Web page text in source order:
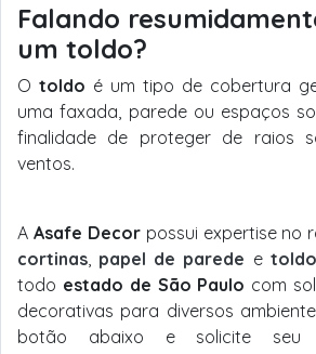
Falando
um toldo?
O toldo é um tipo de cobertura
uma faxada, parede ou espaços
finalidade de proteger de raios
ventos.
A Asafe Decorpossui expertise no
cortinas papel de parede e
todo estado de São Paulo com
decorativas para diversos
botão abaixo e solicite seu